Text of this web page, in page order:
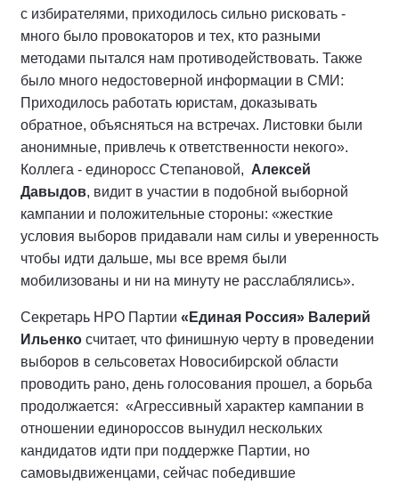
с избирателями, приходилось сильно рисковать -
много было провокаторов и тех, кто разными
методами пытался нам противодействовать. Также
было много недостоверной информации в СМИ:
Приходилось работать юристам, доказывать
обратное, объясняться на встречах. Листовки были
анонимные, привлечь к ответственности некого».
Коллега - единоросс Степановой, Алексей
Давыдов, видит в участии в подобной выборной
кампании и положительные стороны: «жесткие
условия выборов придавали нам силы и уверенность
чтобы идти дальше, мы все время были
мобилизованы и ни на минуту не расслаблялись».
Секретарь НРО Партии «Единая Россия» Валерий
Ильенко считает, что финишную черту в проведении
выборов в сельсоветах Новосибирской области
проводить рано, день голосования прошел, а борьба
продолжается: «Агрессивный характер кампании в
отношении единороссов вынудил нескольких
кандидатов идти при поддержке Партии, но
самовыдвиженцами, сейчас победившие